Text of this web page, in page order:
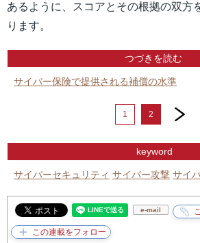
あるように、スコアとその根拠の双方
ります。
つづきを読む
サイバー保険で提供される補償の水準
1 2
next
keyword
サイバーセキュリティ サイバー攻撃 サイ
e-mail